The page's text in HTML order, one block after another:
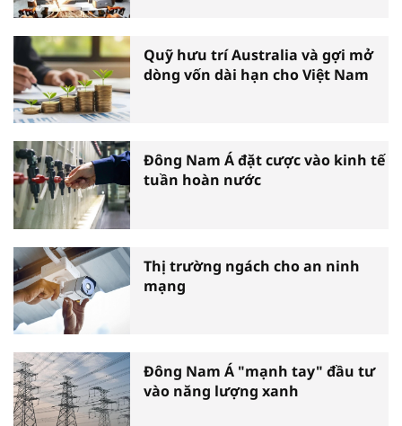
Quỹ hưu trí Australia và gợi mở
dòng vốn dài hạn cho Việt Nam
Đông Nam Á đặt cược vào kinh tế
tuần hoàn nước
Thị trường ngách cho an ninh
mạng
Đông Nam Á "mạnh tay" đầu tư
vào năng lượng xanh